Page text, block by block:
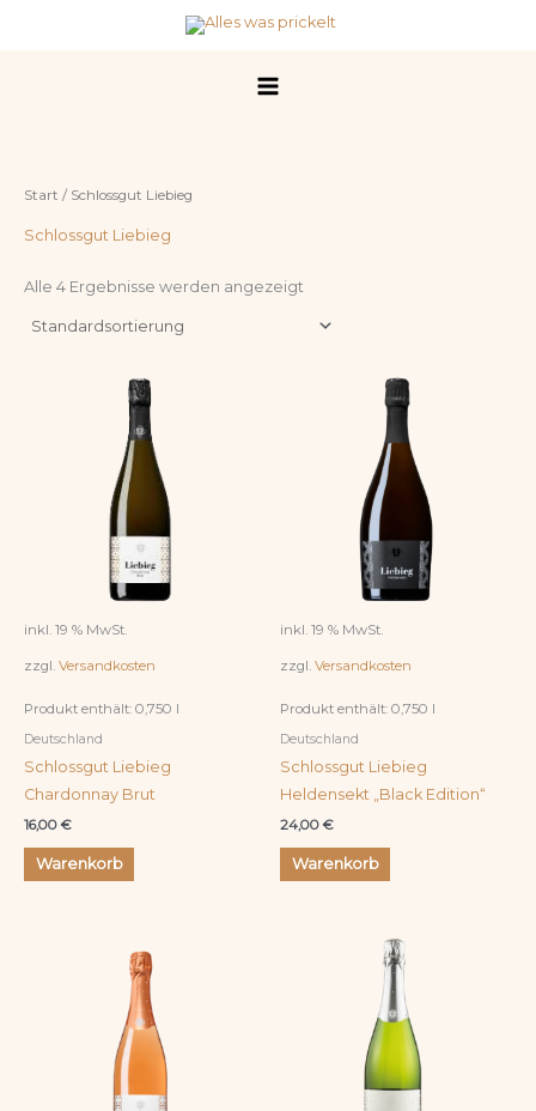
Start / Schlossgut Liebieg
Schlossgut Liebieg
Alle 4 Ergebnisse werden angezeigt
inkl. 19 % MwSt.
zzgl. Versandkosten
Produkt enthält: 0,750 l
Deutschland
Schlossgut Liebieg
Chardonnay Brut
16,00€
Warenkorb
inkl. 19 % MwSt.
zzgl. Versandkosten
Produkt enthält: 0,750 l
Deutschland
Schlossgut Liebieg
Heldensekt „Black Edition“
24,00€
Warenkorb